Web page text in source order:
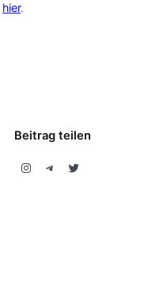
hier.
Beitrag teilen
Instagram
Telegram
Twitter